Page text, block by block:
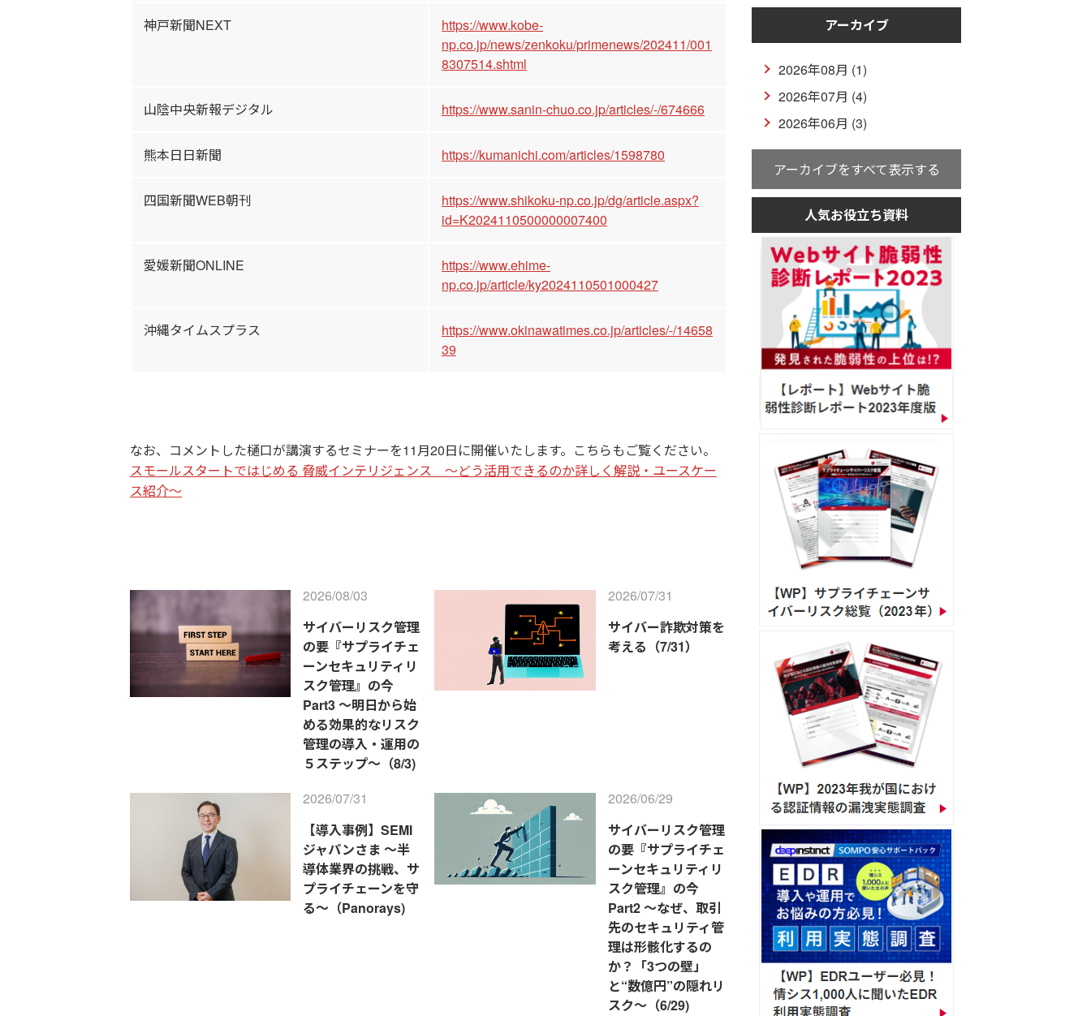
神戸新聞NEXT
https://www.kobe-
np.co.jp/news/zenkoku/primenews/202411/001
8307514.shtml
山陰中央新報デジタル https://www.sanin-chuo.co.jp/articles/-/674666
熊本日日新聞 https://kumanichi.com/articles/1598780
四国新聞WEB朝刊
https://www.shikoku-np.co.jp/dg/article.aspx?
id=K2024110500000007400
愛媛新聞ONLINE
https://www.ehime-
np.co.jp/article/ky2024110501000427
沖縄タイムスプラス
https://www.okinawatimes.co.jp/articles/-/14658
39
なお、コメントした樋口が講演するセミナーを11月20日に開催いたします。こちらもご覧ください。
スモールスタートではじめる 脅威インテリジェンス ～どう活用できるのか詳しく解説・ユースケー
ス紹介～
2026/08/03
サイバーリスク管理
の要『サプライチェ
ーンセキュリティリ
スク管理』の今
Part3 ～明日から始
める効果的なリスク
管理の導入・運用の
５ステップ～（8/3)
2026/07/31
サイバー詐欺対策を
考える（7/31）
2026/07/31
【導入事例】SEMI
ジャパンさま ～半
導体業界の挑戦、サ
プライチェーンを守
る～（Panorays)
2026/06/29
サイバーリスク管理
の要『サプライチェ
ーンセキュリティリ
スク管理』の今
Part2 ～なぜ、取引
先のセキュリティ管
理は形骸化するの
か？「3つの壁」
と“数億円”の隠れリ
スク～（6/29)
アーカイブ
2026年08月 (1)
2026年07月 (4)
2026年06月 (3)
アーカイブをすべて表示する
人気お役立ち資料